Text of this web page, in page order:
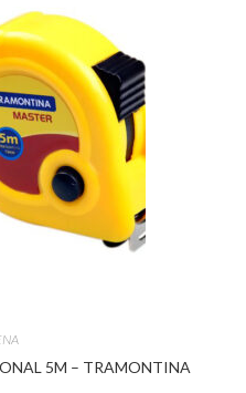
5M – TRAMONTINA